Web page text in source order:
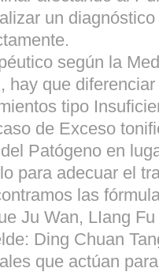
un
según la
hay que
tipo
de Exceso
Patógeno en
para adecuar el
las
Ju Wan, LIang
Ding Chuan
que actúan